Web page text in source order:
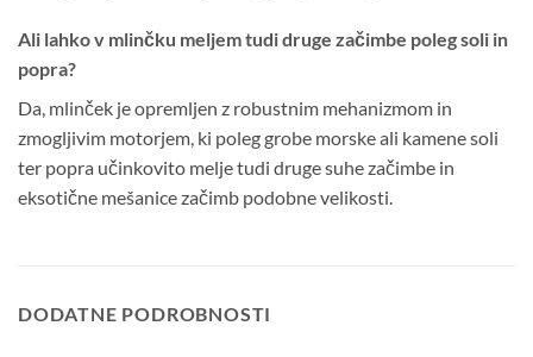
Ali lahko v mlinčku meljem tudi druge začimbe poleg soli in
popra?
Da, mlinček je opremljen z robustnim mehanizmom in
zmogljivim motorjem, ki poleg grobe morske ali kamene soli
ter popra učinkovito melje tudi druge suhe začimbe in
eksotične mešanice začimb podobne velikosti.
DODATNE PODROBNOSTI